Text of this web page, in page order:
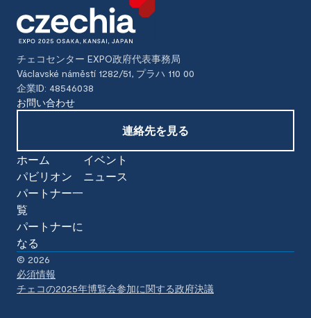
チェコセンター EXPO政府代表事務局
Václavské náměstí 1282/51, プラハ 110 00
企業ID: 48546038
お問い合わせ
連絡先を見る
ホーム
パビリオン
パートナー一
覧
パートナーに
なる
イベント
ニュース
© 2026
必須情報
チェコの2025年博覧会参加に関する政府決議